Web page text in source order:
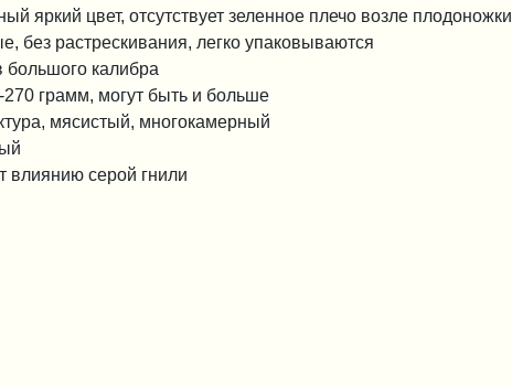
яркий цвет, отсутствует зеленное плечо возле плодоножки
без растрескивания, легко упаковываются
большого калибра
грамм, могут быть и больше
мясистый, многокамерный
влиянию серой гнили